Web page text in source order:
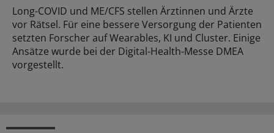
Long-COVID und ME/CFS stellen Ärztinnen und Ärzte
vor Rätsel. Für eine bessere Versorgung der Patienten
setzten Forscher auf Wearables, KI und Cluster. Einige
Ansätze wurde bei der Digital-Health-Messe DMEA
vorgestellt.